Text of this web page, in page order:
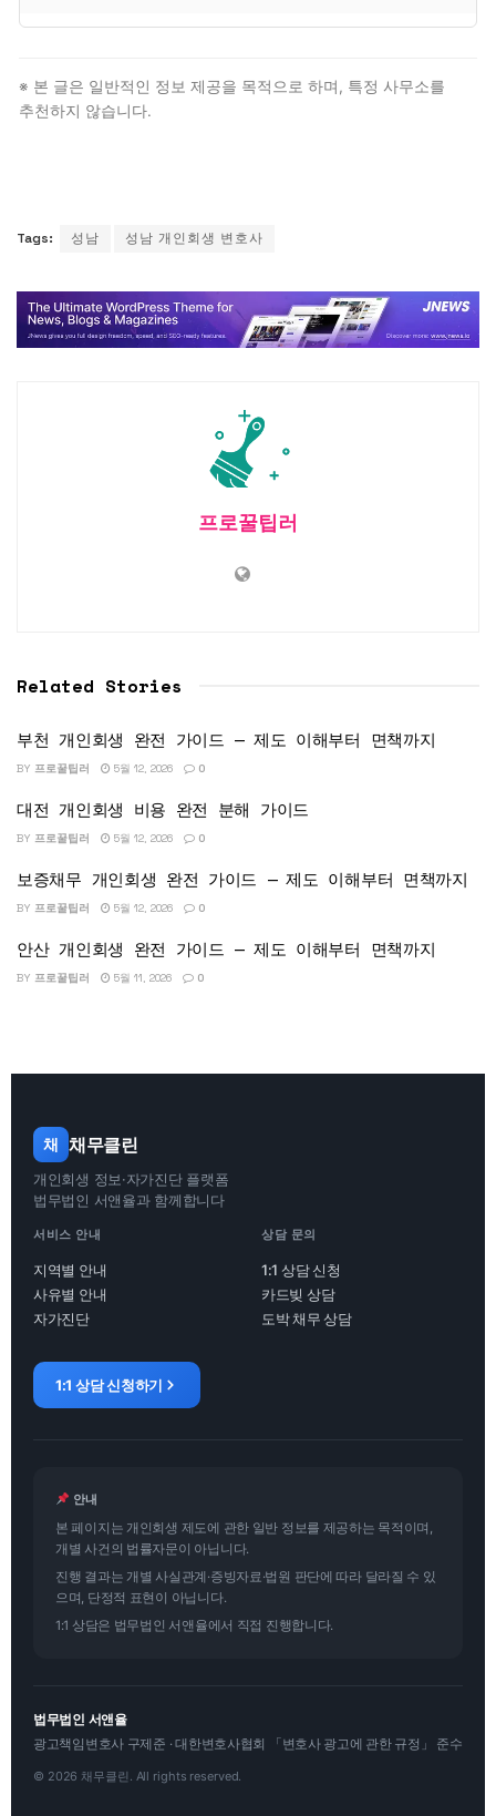
사건이 많음. 분당·판교 IT 종사자 사건이 많은 특성. 다만
법적 자격 요건과 절차 자체는 전국 동일하므로, 성남
※ 본 글은 일반적인 정보 제공을 목적으로 하며, 특정 사무소를
추천하지 않습니다.
Tags: 성남 성남 개인회생 변호사
프로꿀팁러
Related Stories
부천 개인회생 완전 가이드 — 제도 이해부터 면책까지
BY 프로꿀팁러 5월 12, 2026 0
대전 개인회생 비용 완전 분해 가이드
BY 프로꿀팁러 5월 12, 2026 0
보증채무 개인회생 완전 가이드 — 제도 이해부터 면책까지
BY 프로꿀팁러 5월 12, 2026 0
안산 개인회생 완전 가이드 — 제도 이해부터 면책까지
BY 프로꿀팁러 5월 11, 2026 0
채 채무클린
개인회생 정보·자가진단 플랫폼
법무법인 서앤율과 함께합니다
서비스 안내
지역별 안내
사유별 안내
자가진단
상담 문의
1:1 상담 신청
카드빚 상담
도박 채무 상담
1:1 상담 신청하기
안내
본 페이지는 개인회생 제도에 관한 일반 정보를 제공하는 목적이며,
개별 사건의 법률자문이 아닙니다.
진행 결과는 개별 사실관계·증빙자료·법원 판단에 따라 달라질 수 있
으며, 단정적 표현이 아닙니다.
1:1 상담은 법무법인 서앤율에서 직접 진행합니다.
법무법인 서앤율
광고책임변호사 구제준 · 대한변호사협회 「변호사 광고에 관한 규정」 준수
© 2026 채무클린. All rights reserved.